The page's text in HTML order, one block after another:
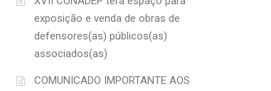
exposição e venda de obras de
defensores(as) públicos(as)
associados(as)
COMUNICADO IMPORTANTE AOS